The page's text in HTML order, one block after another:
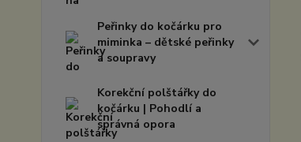
Peřinky do kočárku pro
miminka – dětské peřinky
a soupravy
Korekční polštářky do
kočárku | Pohodlí a
správná opora